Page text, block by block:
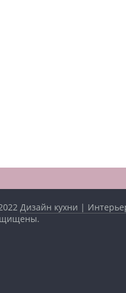
Дизайн кухни |